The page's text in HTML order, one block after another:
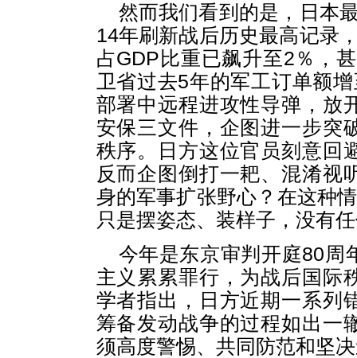
然而我们看到的是，日本
14年刷新战后历史最高记录
占GDP比重已飙升至2％，
卫省过去5年的军工订单额
部署中远程进攻性导弹，放
安保三文件，企图进一步突
秩序。日方这位官员刻意回
反而企图倒打一耙、混淆视
身的军事扩张野心？在这种
只是摆姿态、装样子，没有
今年是东京审判开庭80周
主义累累罪行，为战后国际
学者指出，日方近期一系列
筹备发动战争的过程如出一
须高度警惕、共同防范和坚